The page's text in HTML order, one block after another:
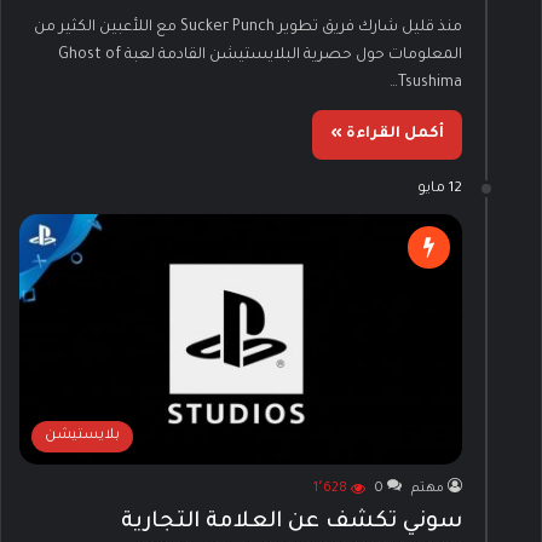
منذ قليل شارك فريق تطوير Sucker Punch مع اللأعبين الكثير من
المعلومات حول حصرية البلايستيشن القادمة لعبة Ghost of
Tsushima…
أكمل القراءة »
12 مايو
بلايستيشن
مهتم 0 1٬628
سوني تكشف عن العلامة التجارية